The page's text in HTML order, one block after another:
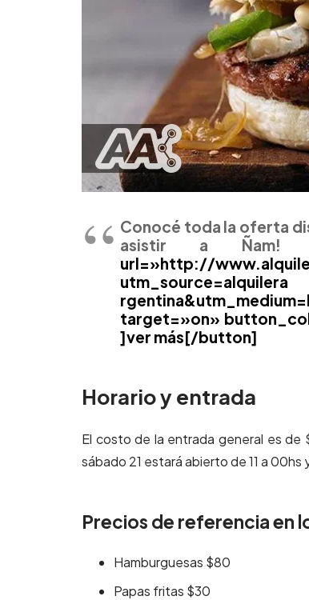
Conocé toda la oferta
asistir a Ñam!
url=»http://
utm_source=alquilera
target=»on»
]ver más[/button]
Horario y entrada
El costo de la entrada general es de
sábado 21 estará abierto de 11 a
Precios de referencia en
Hamburguesas $80
Papas fritas $30